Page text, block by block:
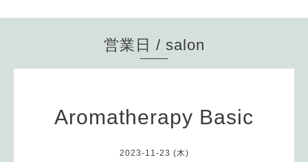
営業日 / salon
Aromatherapy Basic
2023-11-23 (木)